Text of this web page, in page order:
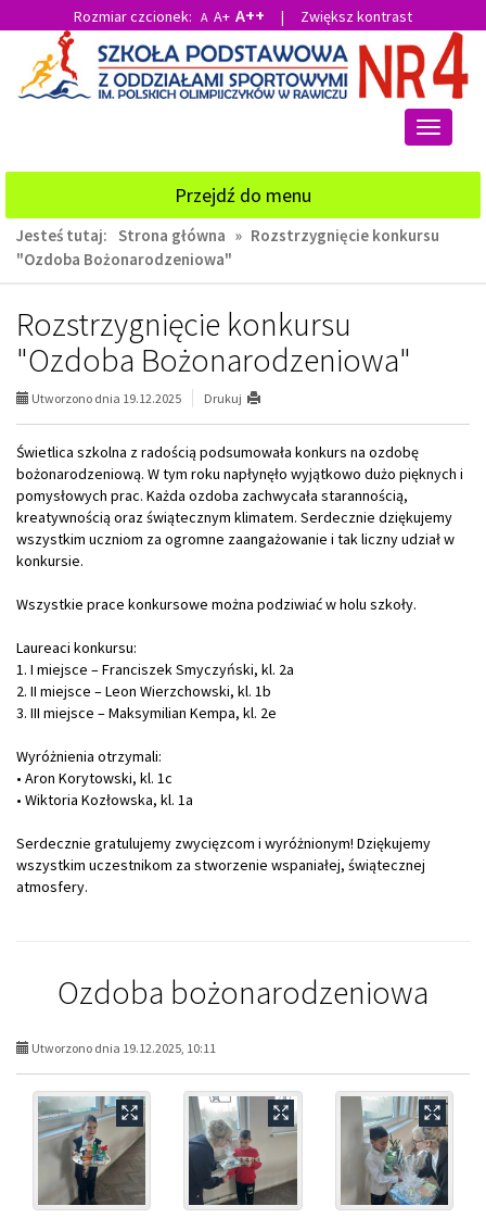
głównej
treści
wyszukiwarki
Rozmiar czcionek: A A+ A++ | Zwiększ kontrast
Przełącz
Przejdź do menu
Jesteś tutaj: Strona główna » Rozstrzygnięcie konkursu
"Ozdoba Bożonarodzeniowa"
Rozstrzygnięcie konkursu
"Ozdoba Bożonarodzeniowa"
Utworzono dnia 19.12.2025 Drukuj
Świetlica szkolna z radością podsumowała konkurs na ozdobę
bożonarodzeniową. W tym roku napłynęło wyjątkowo dużo pięknych i
pomysłowych prac. Każda ozdoba zachwycała starannością,
kreatywnością oraz świątecznym klimatem. Serdecznie dziękujemy
wszystkim uczniom za ogromne zaangażowanie i tak liczny udział w
konkursie.
Wszystkie prace konkursowe można podziwiać w holu szkoły.
Laureaci konkursu:
1. I miejsce – Franciszek Smyczyński, kl. 2a
2. II miejsce – Leon Wierzchowski, kl. 1b
3. III miejsce – Maksymilian Kempa, kl. 2e
Wyróżnienia otrzymali:
• Aron Korytowski, kl. 1c
• Wiktoria Kozłowska, kl. 1a
Serdecznie gratulujemy zwycięzcom i wyróżnionym! Dziękujemy
wszystkim uczestnikom za stworzenie wspaniałej, świątecznej
atmosfery.
Ozdoba bożonarodzeniowa
Utworzono dnia 19.12.2025, 10:11